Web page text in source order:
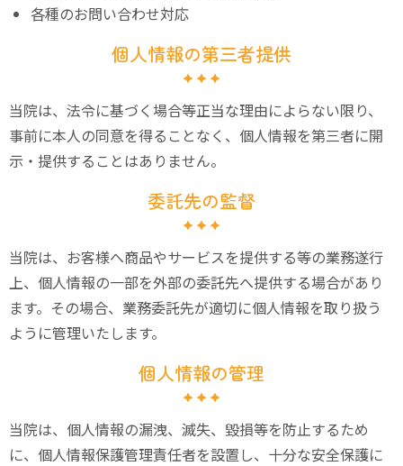
各種のお問い合わせ対応
個人情報の第三者提供
当院は、法令に基づく場合等正当な理由によらない限り、
事前に本人の同意を得ることなく、個人情報を第三者に開
示・提供することはありません。
委託先の監督
当院は、お客様へ商品やサービスを提供する等の業務遂行
上、個人情報の一部を外部の委託先へ提供する場合があり
ます。その場合、業務委託先が適切に個人情報を取り扱う
ように管理いたします。
個人情報の管理
当院は、個人情報の漏洩、滅失、毀損等を防止するため
に、個人情報保護管理責任者を設置し、十分な安全保護に